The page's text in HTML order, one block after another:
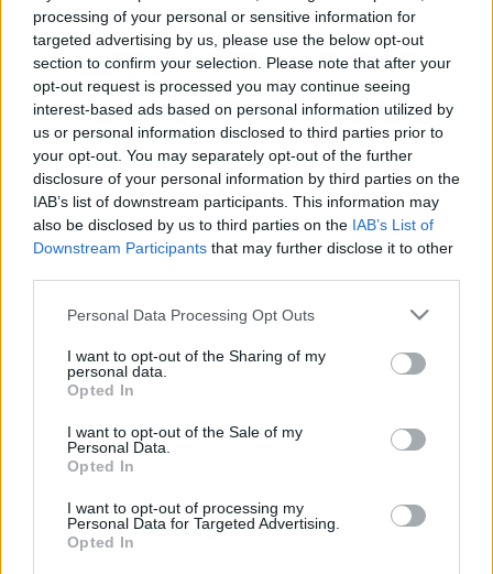
processing of your personal or sensitive information for
targeted advertising by us, please use the below opt-out
section to confirm your selection. Please note that after your
opt-out request is processed you may continue seeing
interest-based ads based on personal information utilized by
us or personal information disclosed to third parties prior to
your opt-out. You may separately opt-out of the further
disclosure of your personal information by third parties on the
IAB’s list of downstream participants. This information may
also be disclosed by us to third parties on the IAB’s List of
Downstream Participants that may further disclose it to other
Please note that this website/app uses one or more Google
not limited to your visit or usage behaviour. You may click to
grant or deny consent to Google and its third-party tags to
use your data for below specified purposes in below Google
consent section.
Personal Data Processing Opt Outs
I want to opt-out of the Sharing of my
personal data.
Opted In
I want to opt-out of the Sale of my
Personal Data.
Opted In
I want to opt-out of processing my
Personal Data for Targeted Advertising.
Opted In
Mozikba kerül aPink Floyd-főnökDavid Gilmour
tavalyi koncertje is, amit a híres római Circus
Maximusban adott. Gilmour Róma ősi romjai előtt
játszotta el a Luck and Strangecímű szólólemezének
számait, és persze olyan Pink Floyd-klasszikusokat
is, mint aHigh Hopes, aTime, aWish You Were Here
vagy aComfortably Numb. A filmet az a Gavin Elder
rendezte, aki a Duran Durannal 2004, Gilmourral
pedig 2006 óta dolgozik klipeken és
koncertfelvételeken; az előadás hanganyaga dupla
lemezen is megjelenik majd egy hónappal a
mozipremier után. A 142 percesLive at the Circus
mozifilmet szeptember 17-től vetítik a
mozik, jegyek már kaphatók.